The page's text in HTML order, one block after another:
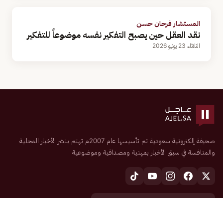
المستشار فرحان حسن
نقد العقل حين يصبح التفكير نفسه موضوعاً للتفكير
الثلاثاء 23 يونيو 2026
صحيفة إلكترونية سعودية تم تأسيسها عام 2007م تهتم بنشر الأخبار المحلية
والمنافسة في سبق الأخبار بمهنية ومصداقية وموضوعية